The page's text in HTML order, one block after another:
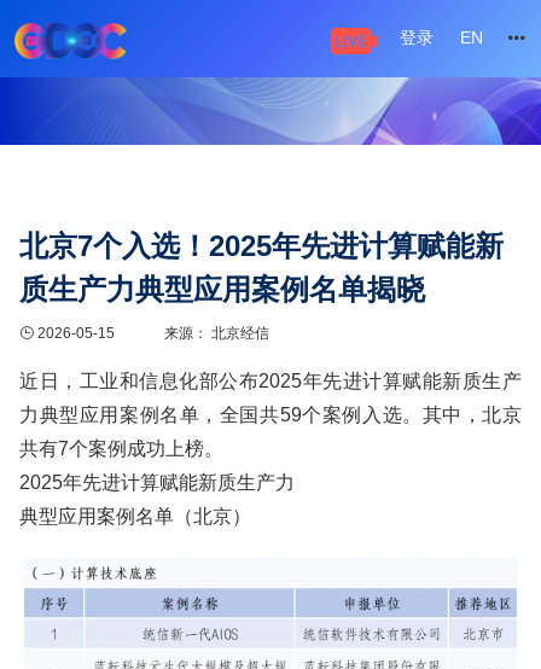
登录 EN
北京7个入选！2025年先进计算赋能新
质生产力典型应用案例名单揭晓
2026-05-15 来源： 北京经信
近日，工业和信息化部公布2025年先进计算赋能新质生产
力典型应用案例名单，全国共59个案例入选。其中，北京
共有7个案例成功上榜。
2025年先进计算赋能新质生产力
典型应用案例名单（北京）